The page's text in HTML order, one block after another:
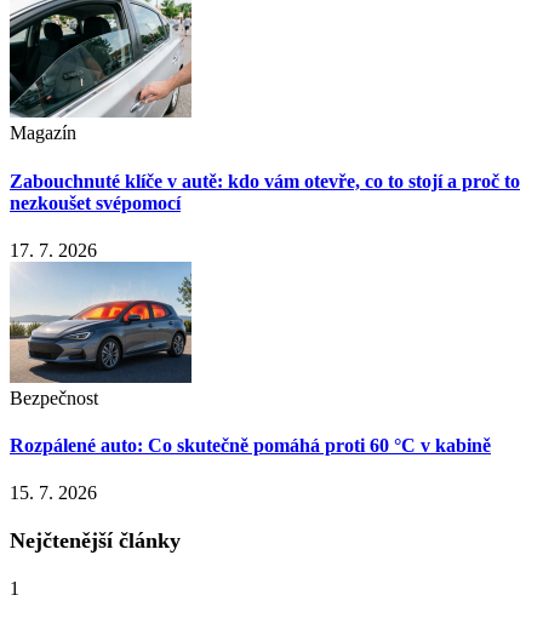
Magazín
Zabouchnuté klíče v autě: kdo vám otevře, co to stojí a proč to
nezkoušet svépomocí
17. 7. 2026
Bezpečnost
Rozpálené auto: Co skutečně pomáhá proti 60 °C v kabině
15. 7. 2026
Nejčtenější články
1